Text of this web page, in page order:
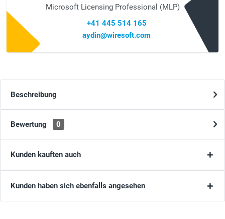
Microsoft Licensing Professional (MLP)
+41 445 514 165
aydin@wiresoft.com
Beschreibung
Bewertung 0
Kunden kauften auch
Kunden haben sich ebenfalls angesehen